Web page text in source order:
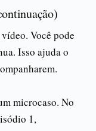
Você pode
Isso ajuda o
microcaso. No
1,